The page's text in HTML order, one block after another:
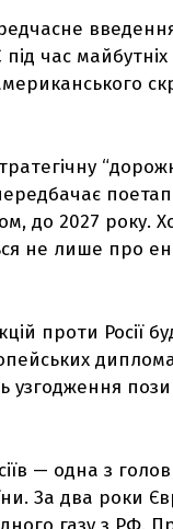
час
до 2027 року.
не лише про
проти Росії
узгодження
— одна з
За два роки